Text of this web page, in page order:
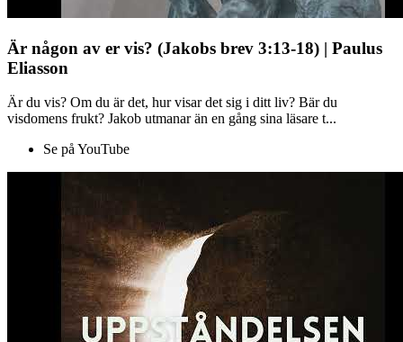
Är någon av er vis? (Jakobs brev 3:13-18) | Paulus
Eliasson
Är du vis? Om du är det, hur visar det sig i ditt liv? Bär du
visdomens frukt? Jakob utmanar än en gång sina läsare t...
Se på YouTube